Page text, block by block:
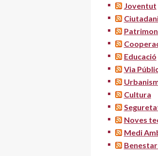
Joventut
Educació
Via
Cultura
Noves
Medi